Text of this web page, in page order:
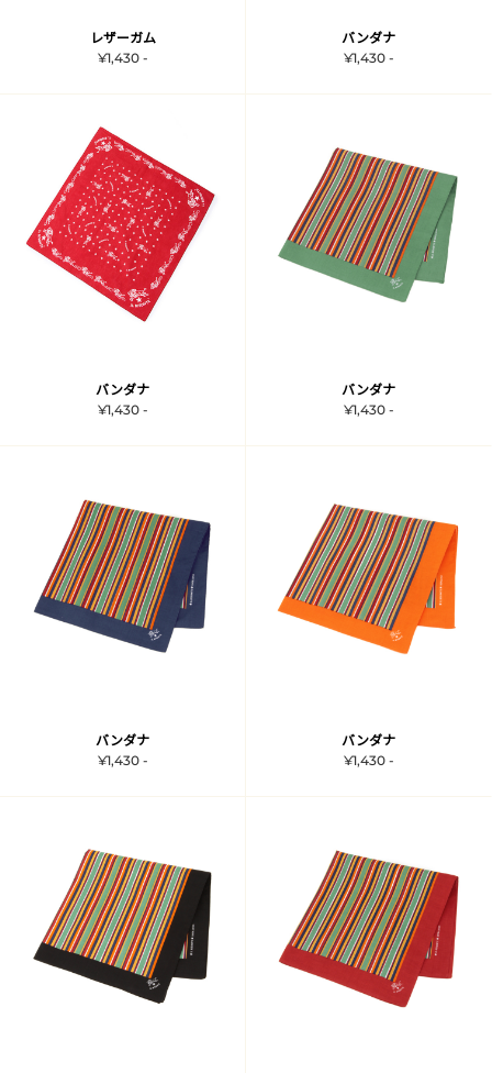
レザーガム
¥1,430 -
バンダナ
¥1,430 -
バンダナ
¥1,430 -
バンダナ
¥1,430 -
バンダナ
¥1,430 -
バンダナ
¥1,430 -